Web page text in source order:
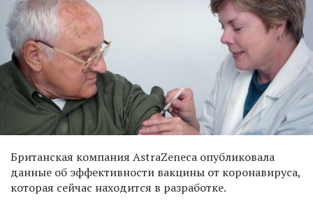
Британская компания AstraZeneca опубликовала
данные об эффективности вакцины от коронавируса,
которая сейчас находится в разработке.